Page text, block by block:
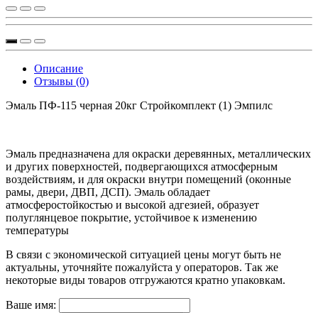
Описание
Отзывы (0)
Эмаль ПФ-115 черная 20кг Стройкомплект (1) Эмпилс
Эмаль предназначена для окраски деревянных, металлических
и других поверхностей, подвергающихся атмосферным
воздействиям, и для окраски внутри помещений (оконные
рамы, двери, ДВП, ДСП). Эмаль обладает
атмосферостойкостью и высокой адгезией, образует
полуглянцевое покрытие, устойчивое к изменению
температуры
В связи с экономической ситуацией цены могут быть не
актуальны, уточняйте пожалуйста у операторов. Так же
некоторые виды товаров отгружаются кратно упаковкам.
Ваше имя: